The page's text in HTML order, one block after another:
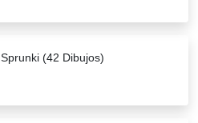
Sprunki (42 Dibujos)